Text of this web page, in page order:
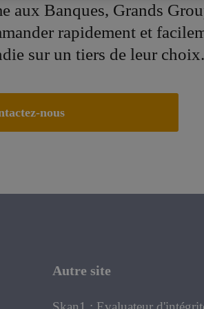
aux Banques, Grands
rapidement et
sur un tiers de leur choix.
nous
Autre site